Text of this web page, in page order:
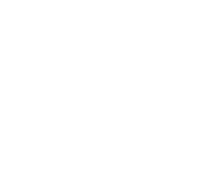
Share capital